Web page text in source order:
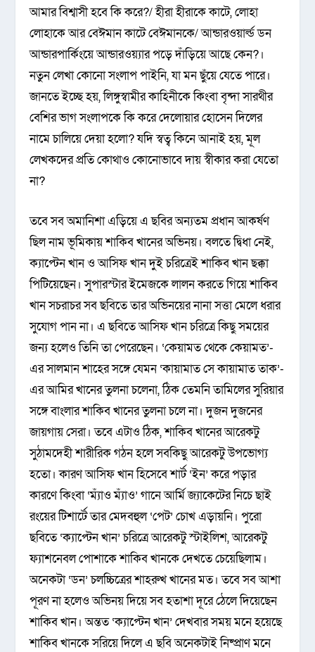
আমার বিশ্বাসী হবে কি করে?/ হীরা হীরাকে কাটে, লোহা
লোহাকে আর বেঈমান কাটে বেঈমানকে/ আন্ডারওয়ার্ল্ড ডন
আন্ডারপার্কিংয়ে আন্ডারওয়্যার পড়ে দাঁড়িয়ে আছে কেন?।
নতুন লেখা কোনো সংলাপ পাইনি, যা মন ছুঁয়ে যেতে পারে।
জানতে ইচ্ছে হয়, লিঙ্গুস্বামীর কাহিনীকে কিংবা বৃন্দা সারথীর
বেশির ভাগ সংলাপকে কি করে দেলোয়ার হোসেন দিলের
নামে চালিয়ে দেয়া হলো? যদি স্বত্ব কিনে আনাই হয়, মূল
লেখকদের প্রতি কোথাও কোনোভাবে দায় স্বীকার করা যেতো
না?
তবে সব অমানিশা এড়িয়ে এ ছবির অন্যতম প্রধান আকর্ষণ
ছিল নাম ভূমিকায় শাকিব খানের অভিনয়। বলতে দ্বিধা নেই,
ক্যাপ্টেন খান ও আসিফ খান দুই চরিত্রেই শাকিব খান ছক্কা
পিটিয়েছেন। সুপারস্টার ইমেজকে লালন করতে গিয়ে শাকিব
খান সচরাচর সব ছবিতে তার অভিনয়ের নানা সত্তা মেলে ধরার
সুযোগ পান না। এ ছবিতে আসিফ খান চরিত্রে কিছু সময়ের
জন্য হলেও তিনি তা পেরেছেন। ‘কেয়ামত থেকে কেয়ামত’-
এর সালমান শাহের সঙ্গে যেমন ‘কায়ামাত সে কায়ামাত তাক’-
এর আমির খানের তুলনা চলেনা, ঠিক তেমনি তামিলের সুরিয়ার
সঙ্গে বাংলার শাকিব খানের তুলনা চলে না। দুজন দুজনের
জায়গায় সেরা। তবে এটাও ঠিক, শাকিব খানের আরেকটু
সুঠামদেহী শারীরিক গঠন হলে সবকিছু আরেকটু উপভোগ্য
হতো। কারণ আসিফ খান হিসেবে শার্ট ‘ইন’ করে পড়ার
কারণে কিংবা ‘ম্যাঁও ম্যাঁও’ গানে আর্মি জ্যাকেটের নিচে ছাই
রংয়ের টিশার্টে তার মেদবহুল ‘পেট’ চোখ এড়ায়নি। পুরো
ছবিতে ‘ক্যাপ্টেন খান’ চরিত্রে আরেকটু স্টাইলিশ, আরেকটু
ফ্যাশনেবল পোশাকে শাকিব খানকে দেখতে চেয়েছিলাম।
অনেকটা ‘ডন’ চলচ্চিত্রের শাহরুখ খানের মত। তবে সব আশা
পূরণ না হলেও অভিনয় দিয়ে সব হতাশা দূরে ঠেলে দিয়েছেন
শাকিব খান। অন্তত ‘ক্যাপ্টেন খান’ দেখবার সময় মনে হয়েছে
শাকিব খানকে সরিয়ে দিলে এ ছবি অনেকটাই নিষ্প্রাণ মনে